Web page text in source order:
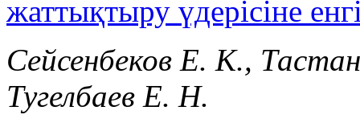
жаттықтыру үдерісіне
Сейсенбеков Е. К.,
Тугелбаев Е. Н.